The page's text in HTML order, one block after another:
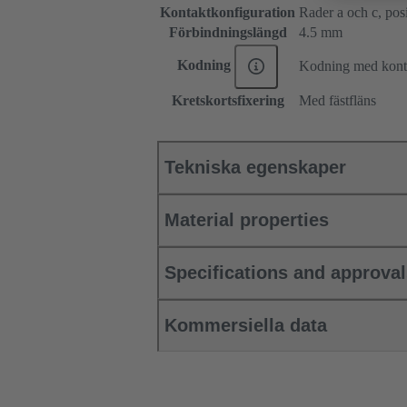
Kontaktkonfiguration Rader a och c,
Förbindningslängd
4.5 mm
Kodning Kodning med
Kretskortsfixering Med fästfläns
Tekniska egenskaper
Material properties
Specifications and
Kommersiella data